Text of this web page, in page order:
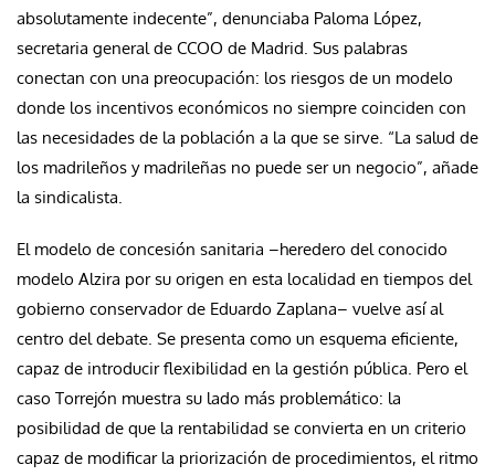
absolutamente indecente”, denunciaba Paloma López,
secretaria general de CCOO de Madrid. Sus palabras
conectan con una preocupación: los riesgos de un modelo
donde los incentivos económicos no siempre coinciden con
las necesidades de la población a la que se sirve. “La salud de
los madrileños y madrileñas no puede ser un negocio”, añade
la sindicalista.
El modelo de concesión sanitaria –heredero del conocido
modelo Alzira por su origen en esta localidad en tiempos del
gobierno conservador de Eduardo Zaplana– vuelve así al
centro del debate. Se presenta como un esquema eficiente,
capaz de introducir flexibilidad en la gestión pública. Pero el
caso Torrejón muestra su lado más problemático: la
posibilidad de que la rentabilidad se convierta en un criterio
capaz de modificar la priorización de procedimientos, el ritmo